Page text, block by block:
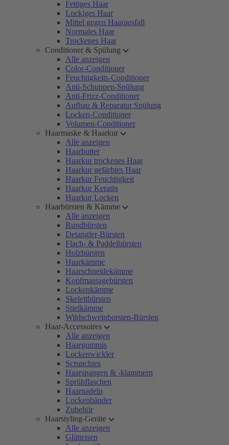
Fettiges Haar
Lockiges Haar
Mittel gegen Haarausfall
Normales Haar
Trockenes Haar
Conditioner & Spülung
Alle anzeigen
Color-Conditioner
Feuchtigkeits-Conditioner
Anti-Schuppen-Spülung
Anti-Frizz-Conditioner
Aufbau & Reparatur Spülung
Locken-Conditioner
Volumen-Conditioner
Haarmaske & Haarkur
Alle anzeigen
Haarbutter
Haarkur trockenes Haar
Haarkur gefärbtes Haar
Haarkur Feuchtigkeit
Haarkur Keratin
Haarkur Locken
Haarbürsten & Kämme
Alle anzeigen
Rundbürsten
Detangler-Bürsten
Flach- & Paddelbürsten
Holzbürsten
Haarkämme
Haarschneidekämme
Kopfmassagebürsten
Lockenkämme
Skelettbürsten
Stielkämme
Wildschweinborsten-Bürsten
Haar-Accessoires
Alle anzeigen
Haargummis
Lockenwickler
Scrunchies
Haarspangen & -klammern
Sprühflaschen
Haarnadeln
Lockenbänder
Zubehör
Haarstyling-Geräte
Alle anzeigen
Glätteisen